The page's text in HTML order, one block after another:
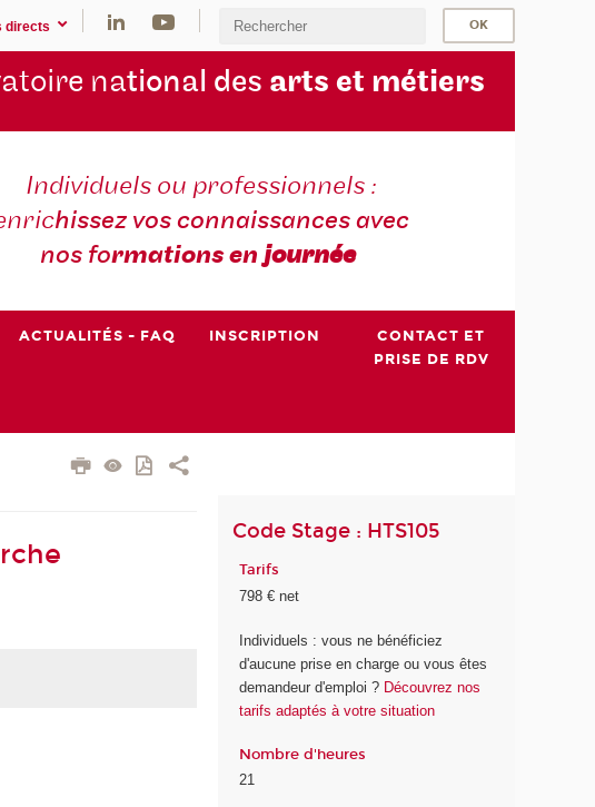
directs
national des arts et métiers
Individuels ou professionnels :
hissez vos connaissances avec
nos formations enjournée
ACTUALITÉS - FAQ INSCRIPTION
CONTACT ET
PRISE DE RDV
Code Stage : HTS105
Tarifs
798 € net
Individuels : vous ne bénéficiez
d'aucune prise en charge ou vous êtes
demandeur d'emploi ? Découvrez nos
tarifs adaptés à votre situation
Nombre d'heures
21